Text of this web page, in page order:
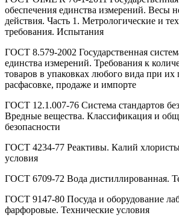
обеспечения единства измерений. Весы
действия. Часть 1. Метрологические и
требования. Испытания
ГОСТ 8.579-2002 Государственная
единства измерений. Требования к
товаров в упаковках любого вида при их
расфасовке, продаже и импорте
ГОСТ 12.1.007-76 Система стандартов
Вредные вещества. Классификация и
безопасности
ГОСТ 4234-77 Реактивы. Калий
условия
ГОСТ 6709-72 Вода дистиллированная.
ГОСТ 9147-80 Посуда и оборудование
фарфоровые. Технические условия